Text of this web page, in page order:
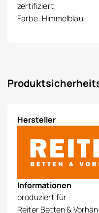
zertifiziert
Farbe: Himmelblau
Hersteller
Informationen
produziert für
Reiter Betten &